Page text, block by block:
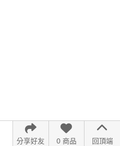
回頂端
0 商品
分享好友